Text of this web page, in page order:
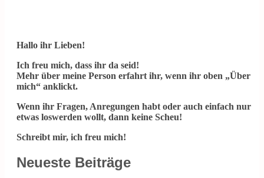
Hallo ihr Lieben!
Ich freu mich, dass ihr da seid!
Mehr über meine Person erfahrt ihr, wenn ihr oben „Über
mich“ anklickt.
Wenn ihr Fragen, Anregungen habt oder auch einfach nur
etwas loswerden wollt, dann keine Scheu!
Schreibt mir, ich freu mich!
Neueste Beiträge